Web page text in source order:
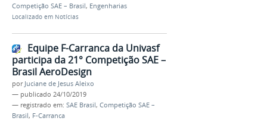
Competição SAE – Brasil, Engenharias
Localizado em Notícias
Equipe F-Carranca da Univasf
participa da 21° Competição SAE –
Brasil AeroDesign
por Juciane de Jesus Aleixo
— publicado 24/10/2019
— registrado em: SAE Brasil, Competição SAE –
Brasil, F-Carranca